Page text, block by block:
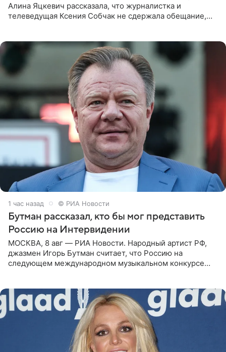
Алина Яцкевич рассказала, что журналистка и
телеведущая Ксения Собчак не сдержала обещание,
1 час назад © РИА Новости
Бутман рассказал, кто бы мог представить
Россию на Интервидении
МОСКВА, 8 авг — РИА Новости. Народный артист РФ,
джазмен Игорь Бутман считает, что Россию на
следующем международном музыкальном конкурсе